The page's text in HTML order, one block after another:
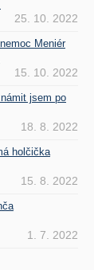
25. 10. 2022
Meniér
15. 10. 2022
jsem po
18. 8. 2022
holčička
15. 8. 2022
1. 7. 2022